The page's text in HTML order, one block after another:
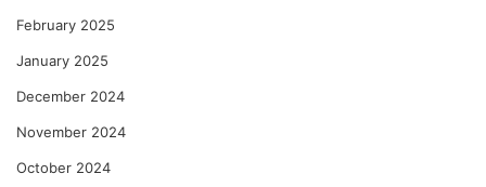
February 2025
January 2025
December 2024
November 2024
October 2024